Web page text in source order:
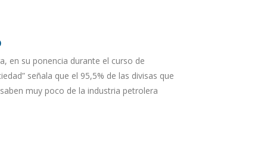
en su ponencia durante el curso de
señala que el 95,5% de las divisas que
muy poco de la industria petrolera